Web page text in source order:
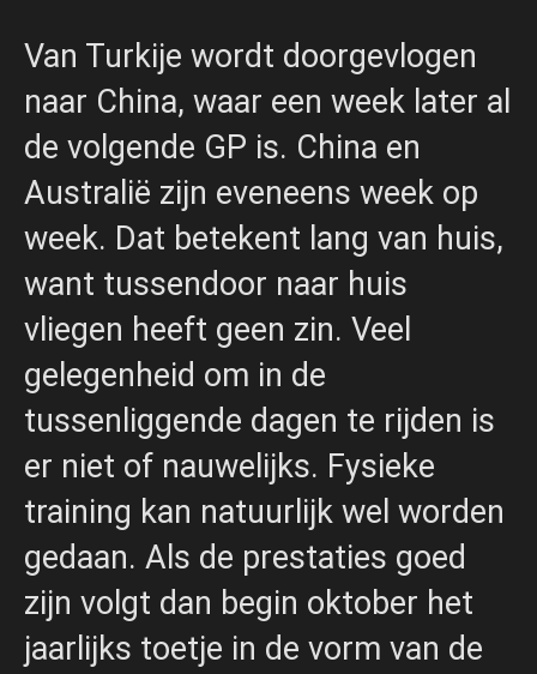
Van Turkije wordt doorgevlogen
naar China, waar een week later al
de volgende GP is. China en
Australië zijn eveneens week op
week. Dat betekent lang van huis,
want tussendoor naar huis
vliegen heeft geen zin. Veel
gelegenheid om in de
tussenliggende dagen te rijden is
er niet of nauwelijks. Fysieke
training kan natuurlijk wel worden
gedaan. Als de prestaties goed
zijn volgt dan begin oktober het
jaarlijks toetje in de vorm van de